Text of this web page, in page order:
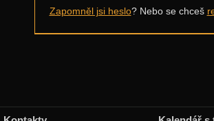
Zapomněl jsi heslo? Nebo se chceš
Historické akce